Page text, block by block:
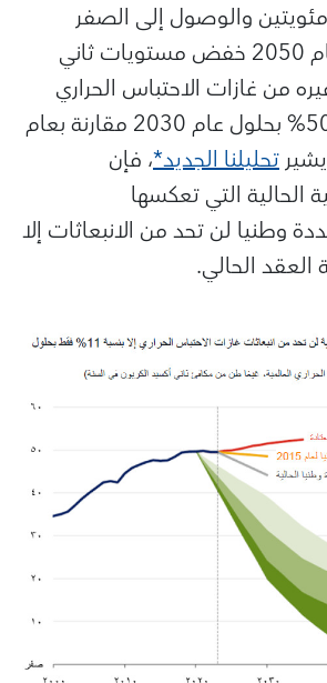
والوصول إلى الصفر
الصافي بحلول عام 2050 خفض مستويات ثاني
من غازات الاحتباس الحراري
بنسبة 25% إلى 50% بحلول عام 2030 مقارنة بعام
تحليلنا الجديد*، فإن
الحالية التي تعكسها
وطنيا لن تحد من الانبعاثات إلا